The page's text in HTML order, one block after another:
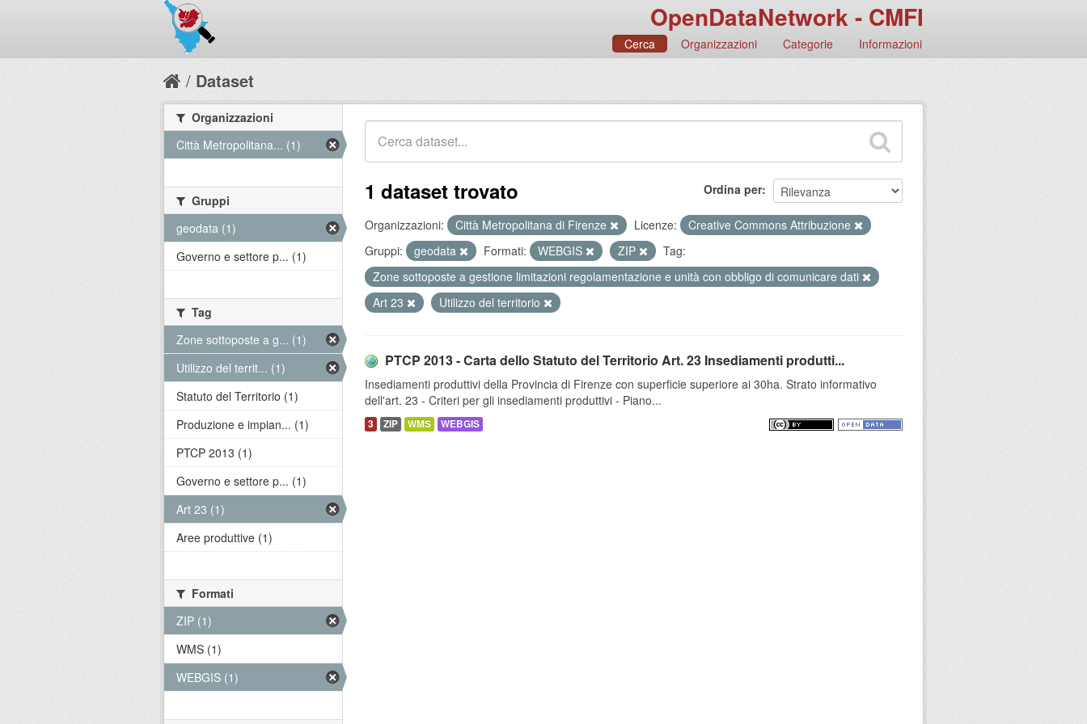
OpenDataNetwork - CMFI
Cerca Organizzazioni Categorie Informazioni
Dataset
Ordina per
1 dataset trovato
Organizzazioni: Città Metropolitana di Firenze Licenze:
Creative Commons Attribuzione
Gruppi:
geodata Formati: WEBGIS ZIP
Tag:
Zone sottoposte a gestione limitazioni regolamentazione e unità con obbligo di comunicare dati
Art 23
Utilizzo del territorio
PTCP 2013 - Carta dello Statuto del Territorio Art. 23 Insediamenti produtti...
Insediamenti produttivi della Provincia di Firenze con superficie superiore ai 30ha. Strato informativo
dell'art. 23 - Criteri per gli insediamenti produttivi - Piano...
3 ZIP WMS WEBGIS
Organizzazioni
Città Metropolitana... (1)
Gruppi
geodata (1)
Governo e settore p... (1)
Tag
Zone sottoposte a g... (1)
Utilizzo del territ... (1)
Statuto del Territorio (1)
Produzione e impian... (1)
PTCP 2013 (1)
Governo e settore p... (1)
Art 23 (1)
Aree produttive (1)
Formati
ZIP (1)
WMS (1)
WEBGIS (1)